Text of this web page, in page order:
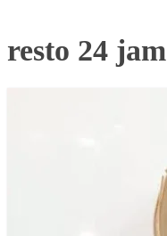
resto 24 jam